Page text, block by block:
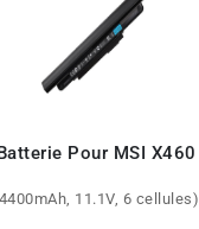
Pour MSI X460
11.1V, 6 cellules)